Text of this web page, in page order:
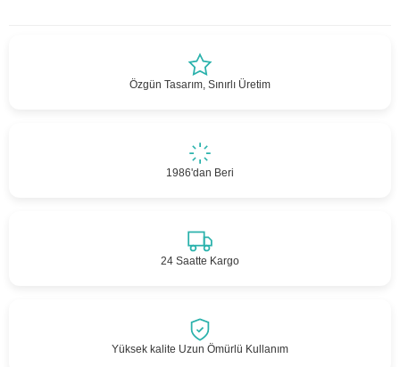
Özgün Tasarım, Sınırlı Üretim
1986'dan Beri
24 Saatte Kargo
Yüksek kalite Uzun Ömürlü Kullanım